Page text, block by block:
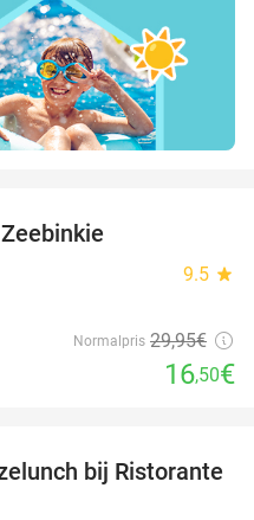
9.5 star
Normalpris 29,95€
16,50€
41%
bij Ristorante